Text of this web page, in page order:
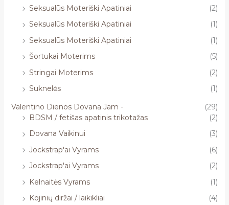
Seksualūs Moteriški Apatiniai
(2)
Seksualūs Moteriški Apatiniai
(1)
Seksualūs Moteriški Apatiniai
(1)
Šortukai Moterims
(5)
Stringai Moterims
(2)
Suknelės
(1)
Valentino Dienos Dovana Jam -
(29)
BDSM / fetišas apatinis trikotažas
(2)
Dovana Vaikinui
(3)
Jockstrap'ai Vyrams
(6)
Jockstrap'ai Vyrams
(2)
Kelnaitės Vyrams
(1)
Kojinių diržai / laikikliai
(4)